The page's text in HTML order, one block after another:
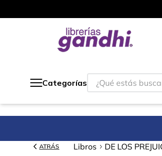
Categorías
¿Qué estás
ATRÁS Libros DE LOS